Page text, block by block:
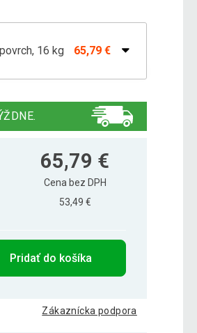
16 kg 65,79 €
12 kg 56,49 €
14 kg
20 kg
65,79 €
Cena bez DPH
53,49 €
Pridať do košíka
Zákaznícka podpora